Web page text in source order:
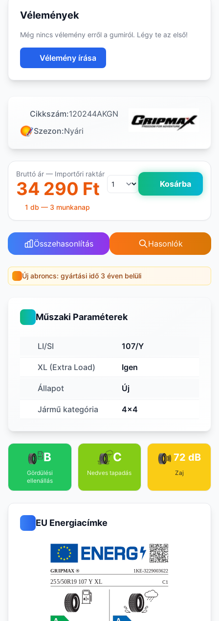
Vélemények
Még nincs vélemény erről a gumiról. Légy te az első!
Vélemény írása
Cikkszám:120244AKGN
Szezon:Nyári
Bruttó ár — Importőri raktár
34 290 Ft Kosárba
1 db — 3 munkanap
Összehasonlítás Hasonlók
Új abroncs: gyártási idő 3 éven belüli
Műszaki Paraméterek
LI/SI 107/Y
XL (Extra Load) Igen
Állapot Új
Jármű kategória 4x4
B
Gördülési
ellenállás
C
Nedves tapadás
72 dB
Zaj
EU Energiacímke